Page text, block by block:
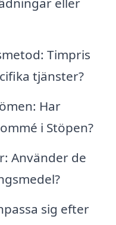
Timpris
tjänster?
Har
i Stöpen?
Använder de
sig efter